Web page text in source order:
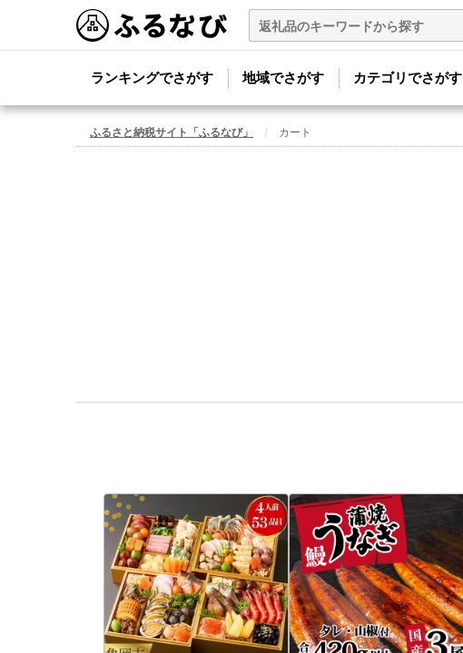
ランキングでさがす 地域でさがす カテゴリでさがす
ふるさと納税サイト「ふるなび」 カート